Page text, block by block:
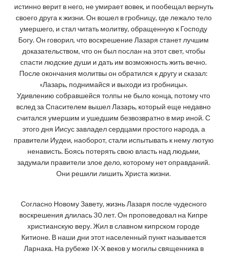
истинно верит в него, не умирает вовек, и пообещал вернуть
своего друга к жизни. Он вошел в гробницу, где лежало тело
умершего, и стал читать молитву, обращенную к Господу
Богу. Он говорил, что воскрешение Лазаря станет лучшим
доказательством, что он был послан на этот свет, чтобы
спасти людские души и дать им возможность жить вечно.
После окончания молитвы он обратился к другу и сказал:
«Лазарь, поднимайся и выходи из гробницы».
Удивлению собравшейся толпы не было конца, потому что
вслед за Спасителем вышел Лазарь, который еще недавно
считался умершим и ушедшим безвозвратно в мир иной. С
этого дня Иисус завладел сердцами простого народа, а
правители Иудеи, наоборот, стали испытывать к нему лютую
ненависть. Боясь потерять свою власть над людьми,
задумали правители злое дело, которому нет оправданий.
Они решили лишить Христа жизни.
Согласно Новому Завету, жизнь Лазаря после чудесного
воскрешения длилась 30 лет. Он проповедовал на Кипре
христианскую веру. Жил в славном кипрском городе
Китионе. В наши дни этот населенный пункт называется
Ларнака. На рубеже IX-X веков у могилы священника в